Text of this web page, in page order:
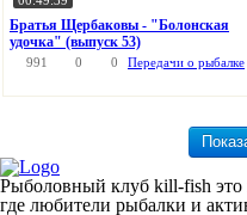
Братья Щербаковы - "Болонская
удочка" (выпуск 53)
991 0 0 Передачи о рыбалке
Рыболовный клуб kill-fish это
где любители рыбалки и